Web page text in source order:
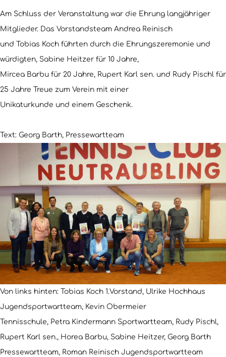
Am Schluss der Veranstaltung war die Ehrung langjähriger
Mitglieder. Das Vorstandsteam Andrea Reinisch
und Tobias Koch führten durch die Ehrungszeremonie und
würdigten, Sabine Heitzer für 10 Jahre,
Mircea Barbu für 20 Jahre, Rupert Karl sen. und Rudy Pischl für
25 Jahre Treue zum Verein mit einer
Unikaturkunde und einem Geschenk.
Text: Georg Barth, Pressewartteam
Von links hinten: Tobias Koch 1.Vorstand, Ulrike Hochhaus
Jugendsportwartteam, Kevin Obermeier
Tennisschule, Petra Kindermann Sportwartteam, Rudy Pischl,
Rupert Karl sen., Horea Barbu, Sabine Heitzer, Georg Barth
Pressewartteam, Roman Reinisch Jugendsportwartteam